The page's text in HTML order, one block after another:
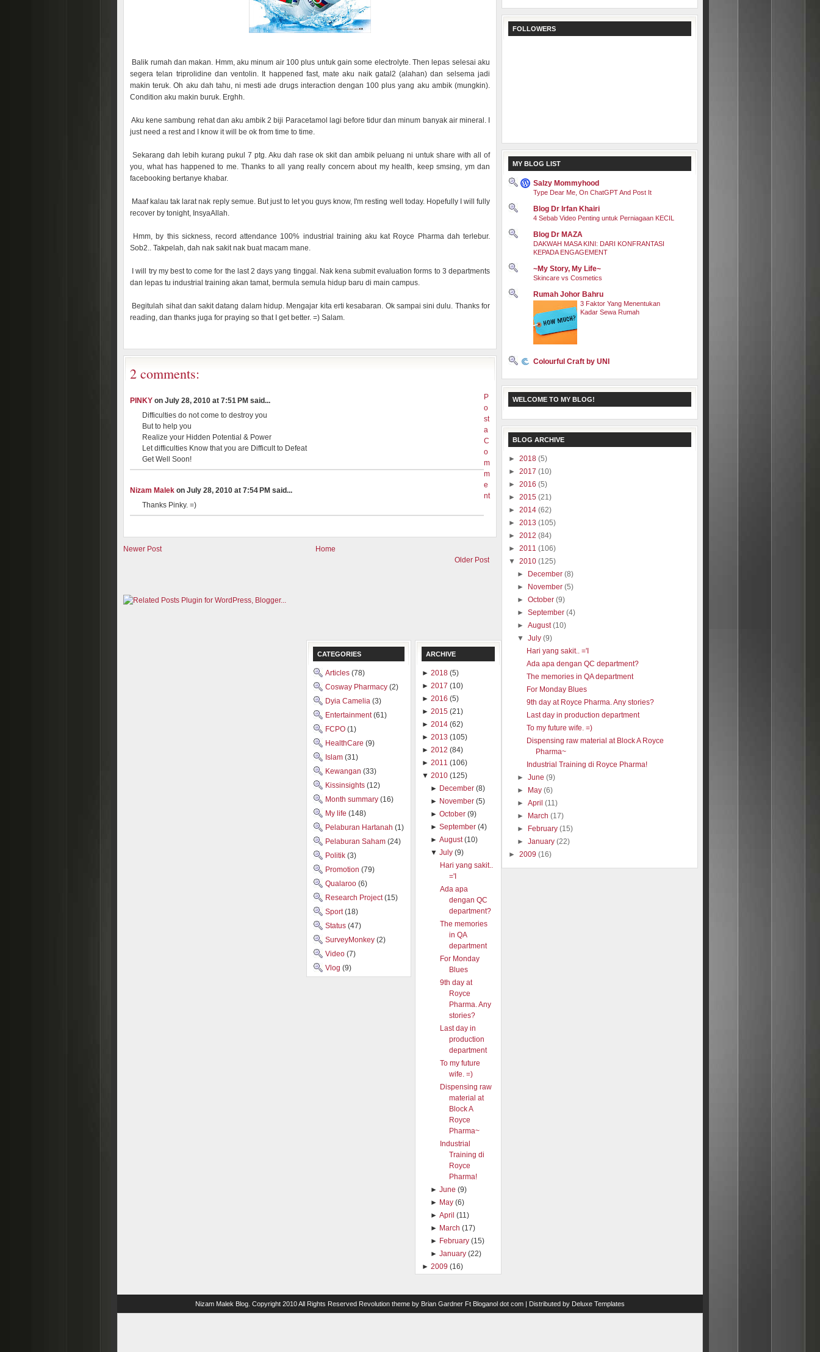
Balik rumah dan makan. Hmm, aku minum air 100 plus untuk gain some electrolyte. Then lepas selesai aku
segera telan triprolidine dan ventolin. It happened fast, mate aku naik gatal2 (alahan) dan selsema jadi
makin teruk. Oh aku dah tahu, ni mesti ade drugs interaction dengan 100 plus yang aku ambik (mungkin).
Condition aku makin buruk. Erghh.
Aku kene sambung rehat dan aku ambik 2 biji Paracetamol lagi before tidur dan minum banyak air mineral. I
just need a rest and I know it will be ok from time to time.
Sekarang dah lebih kurang pukul 7 ptg. Aku dah rase ok skit dan ambik peluang ni untuk share with all of
you, what has happened to me. Thanks to all yang really concern about my health, keep smsing, ym dan
facebooking bertanye khabar.
Maaf kalau tak larat nak reply semue. But just to let you guys know, I'm resting well today. Hopefully I will fully
recover by tonight, InsyaAllah.
Hmm, by this sickness, record attendance 100% industrial training aku kat Royce Pharma dah terlebur.
Sob2.. Takpelah, dah nak sakit nak buat macam mane.
I will try my best to come for the last 2 days yang tinggal. Nak kena submit evaluation forms to 3 departments
dan lepas tu industrial training akan tamat, bermula semula hidup baru di main campus.
Begitulah sihat dan sakit datang dalam hidup. Mengajar kita erti kesabaran. Ok sampai sini dulu. Thanks for
reading, dan thanks juga for praying so that I get better. =) Salam.
2 comments:
PINKY on July 28, 2010 at 7:51 PM said...
Difficulties do not come to destroy you
But to help you
Realize your Hidden Potential & Power
Let difficulties Know that you are Difficult to Defeat
Get Well Soon!
Nizam Malek on July 28, 2010 at 7:54 PM said...
Thanks Pinky. =)
P
o
st
a
C
o
m
m
e
nt
Newer Post
Older Post
Home
FOLLOWERS
MY BLOG LIST
Salzy Mommyhood
Type Dear Me, On ChatGPT And Post It
Blog Dr Irfan Khairi
4 Sebab Video Penting untuk Perniagaan KECIL
Blog Dr MAZA
DAKWAH MASA KINI: DARI KONFRANTASI
KEPADA ENGAGEMENT
~My Story, My Life~
Skincare vs Cosmetics
Rumah Johor Bahru
3 Faktor Yang Menentukan
Kadar Sewa Rumah
Colourful Craft by UNI
WELCOME TO MY BLOG!
BLOG ARCHIVE
► 2018 (5)
► 2017 (10)
► 2016 (5)
► 2015 (21)
► 2014 (62)
► 2013 (105)
► 2012 (84)
► 2011 (106)
▼ 2010 (125)
►
December(8)
►
November(5)
►October(9)
►September(4)
►August(10)
▼July(9)
Hari yang sakit.. ='I
Ada apa dengan QC department?
The memories in QA department
For Monday Blues
9th day at Royce Pharma. Any stories?
Last day in production department
To my future wife. =)
Dispensing raw material at Block A Royce
Pharma~
Industrial Training di Royce Pharma!
►June(9)
►
May(6)
►April(11)
►
March(17)
►
February(15)
►January(22)
► 2009 (16)
CATEGORIES
Articles (78)
Cosway Pharmacy (2)
Dyia Camelia (3)
Entertainment(61)
FCPO (1)
HealthCare (9)
Islam (31)
Kewangan (33)
Kissinsights (12)
Month summary (16)
My life (148)
Pelaburan Hartanah (1)
Pelaburan Saham (24)
Politik (3)
Promotion (79)
Qualaroo (6)
Research Project(15)
Sport(18)
Status (47)
SurveyMonkey (2)
Video (7)
Vlog (9)
ARCHIVE
► 2018 (5)
► 2017 (10)
► 2016 (5)
► 2015 (21)
► 2014 (62)
► 2013 (105)
► 2012 (84)
► 2011 (106)
▼ 2010 (125)
► December (8)
► November (5)
►October (9)
►September (4)
►August (10)
▼July (9)
Hari yang sakit..
='I
Ada apa
dengan QC
department?
The memories
in QA
department
For Monday
Blues
9th day at
Royce
Pharma. Any
stories?
Last day in
production
department
To my future
wife. =)
Dispensing raw
material at
Block A
Royce
Pharma~
Industrial
Training di
Royce
Pharma!
►June (9)
► May (6)
►April (11)
► March (17)
► February (15)
►January (22)
► 2009 (16)
Nizam Malek Blog . Copyright 2010 All Rights Reserved Revolution theme by Brian Gardner Ft Bloganol dot com | Distributed by Deluxe Templates